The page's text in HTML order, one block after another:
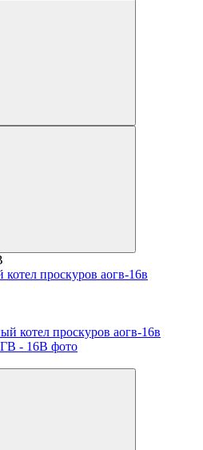
проскуров аогв-16в